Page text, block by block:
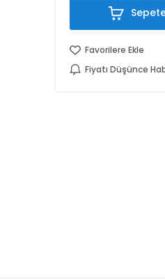
Favorilere Ekle
Fiyatı Düşünce